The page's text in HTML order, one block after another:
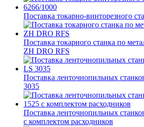
Поставка токарно-винторезного
Поставка токарного станка по
ZH DRO RFS
Поставка ленточнопильных
3035
Поставка ленточнопильных
с комплектом расходников